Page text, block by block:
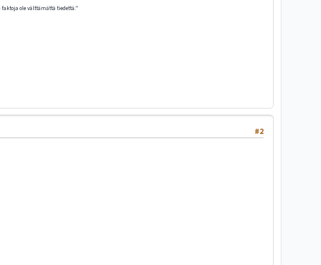
ole välttämättä tiedettä."
#2